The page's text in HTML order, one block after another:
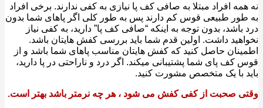
افراد مبتلا به صافی کف پا نیازی به کفی ندارند. برخی افراد
طبیعی قوس کم دارند پس به طور کلی اگر پاهای شما بدون
بدون توجه به اینکه “صافی کف پا” دارید، به کفی نیاز
داشت. اولین قدم شما باید بررسی کفش هایتان باشد.
حاصل کنید که کفش هایتان مناسب پاهای شما باشد و از
پای شما پشتیبانی میکند. اگر درد و ناراحتی در پا دارید،
با یک متخصص ‌مشورت کنید.
صحبت از کفی کفش می شود ، هر چه نرمتر باشد بهتر است.